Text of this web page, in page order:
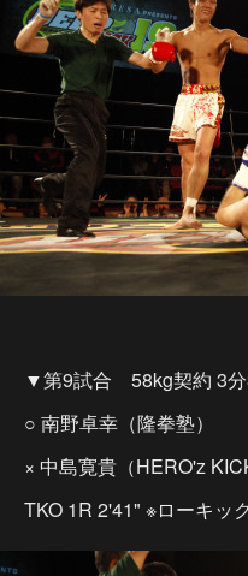
▼第9試合 58kg契約 3
○ 南野卓幸（隆拳塾）
× 中島寛貴（HERO'z
TKO 1R 2'41" ※ローキック